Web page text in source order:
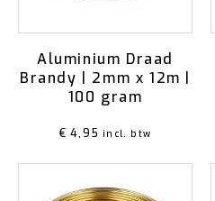
Aluminium Draad
Brandy | 2mm x 12m |
100 gram
€ 4,95 incl. btw